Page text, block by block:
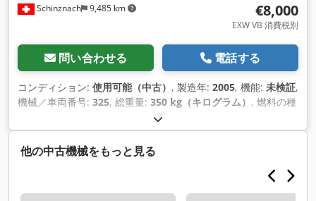
Schinznach 9,485 km €8,000
EXW VB 消費税別
問い合わせる 電話する
コンディション: 使用可能（中古） , 製造年: 2005, 機能: 未検証,
機械／車両番号: 325, 総重量: 350 kg（キログラム） , 燃料の種
他の中古機械をもっと見る